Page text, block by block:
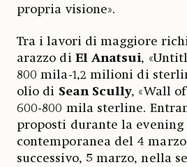
propria visione».
Tra i lavori di maggiore
arazzo di El Anatsui,
800 mila-1,2 milioni di
olio di Sean Scully, «Wall
600-800 mila sterline.
proposti durante la evening
contemporanea del 4
successivo, 5 marzo, nella